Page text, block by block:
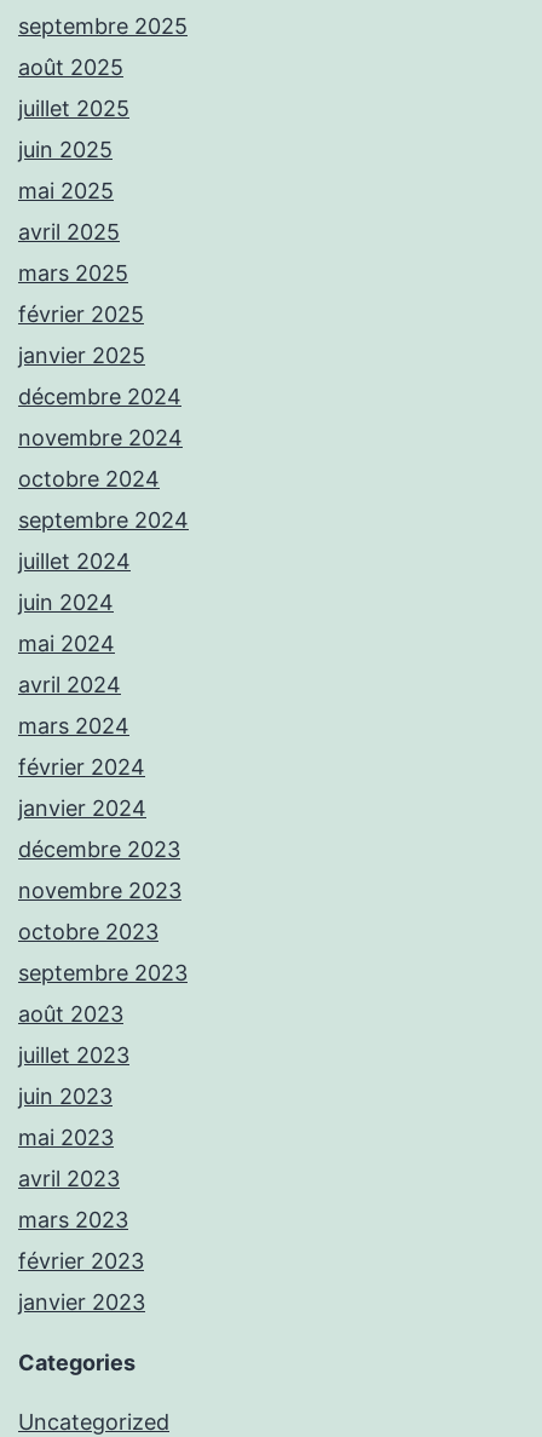
septembre 2025
août 2025
juillet 2025
juin 2025
mai 2025
avril 2025
mars 2025
février 2025
janvier 2025
décembre 2024
novembre 2024
octobre 2024
septembre 2024
juillet 2024
juin 2024
mai 2024
avril 2024
mars 2024
février 2024
janvier 2024
décembre 2023
novembre 2023
octobre 2023
septembre 2023
août 2023
juillet 2023
juin 2023
mai 2023
avril 2023
mars 2023
février 2023
janvier 2023
Categories
Uncategorized